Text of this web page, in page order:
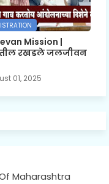
Mission |
रखडले जलजीवन
01, 2025
Maharashtra